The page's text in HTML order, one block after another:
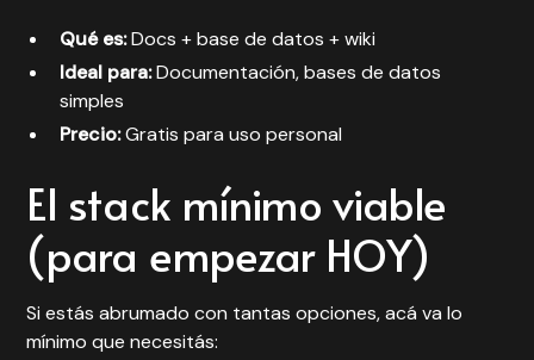
Qué es:Docs + base de datos + wiki
Ideal para:Documentación, bases de datos
simples
Precio:Gratis para uso personal
El stack mínimo viable
(para empezar HOY)
Si estás abrumado con tantas opciones, acá va lo
mínimo que necesitás: